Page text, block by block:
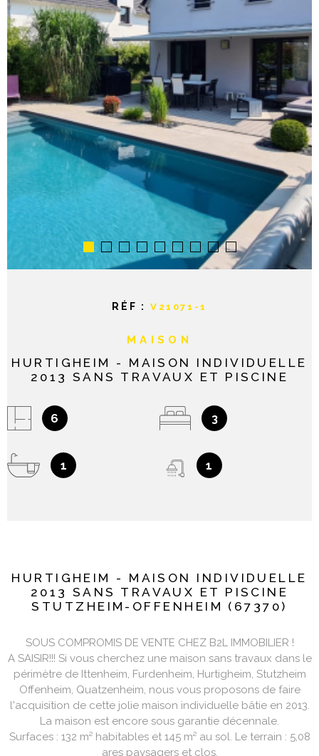
NOTRE
CONTACT
RÉF : V21071-1
MAISON
HURTIGHEIM - MAISON INDIVIDUELLE
2013 SANS TRAVAUX ET PISCINE
6 3
1 1
HURTIGHEIM - MAISON INDIVIDUELLE
2013 SANS TRAVAUX ET PISCINE
STUTZHEIM-OFFENHEIM (67370)
SOUS COMPROMIS DE VENTE CHEZ B2L IMMOBILIER !
A SAISIR!!! Si vous cherchez une maison sans travaux dans le
périmètre de Ittenheim, Furdenheim, Hurtigheim, Stutzheim
Offenheim, Quatzenheim, nous vous proposons de faire
l'acquisition de cette jolie maison individuelle bâtie en 2013.
La maison est encore sous garantie décennale.
Surfaces : 132 m² habitables et 145 m² au sol. Le terrain : 5,08
ares paysagers et clos.